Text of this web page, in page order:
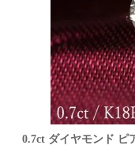
0.7ct ダイヤモンド ピ